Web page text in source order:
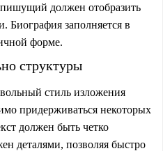
должен отобразить
Биография заполняется в
форме.
структуры
стиль изложения
придерживаться некоторых
должен быть четко
деталями, позволяя быстро